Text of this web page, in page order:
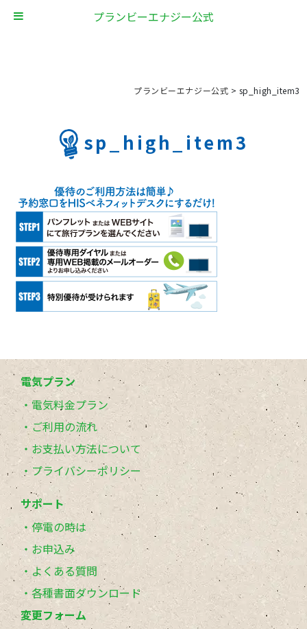
プランビーエナジー公式 > sp_high_item3
sp_high_item3
電気プラン
電気料金プラン
ご利用の流れ
お支払い方法について
プライバシーポリシー
サポート
停電の時は
お申込み
よくある質問
各種書面ダウンロード
変更フォーム
プランビーエナジー公式